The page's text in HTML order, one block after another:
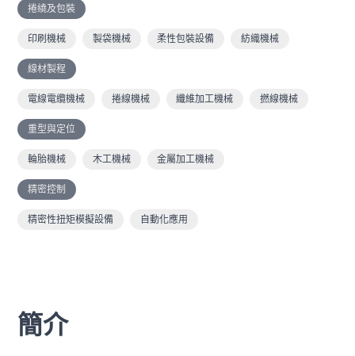
捲繞及包裝
印刷機械 製袋機械 柔性包裝設備 紡織機械
線材製程
電線電纜機械 捲線機械 纖維加工機械 撚線機械
重型與定位
輪胎機械 木工機械 金屬加工機械
精密控制
精密性扭矩模擬設備 自動化應用
簡介